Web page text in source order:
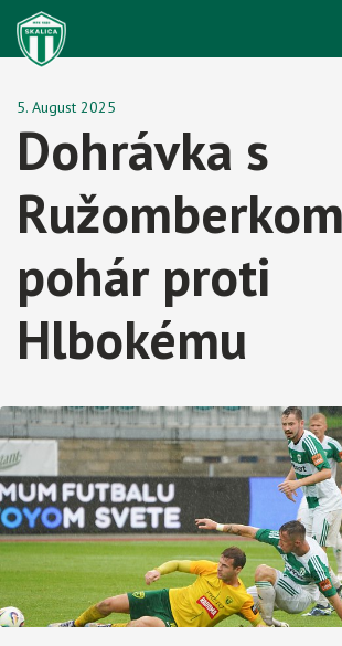
5. August 2025
Dohrávka s
pohár proti
Hlbokému